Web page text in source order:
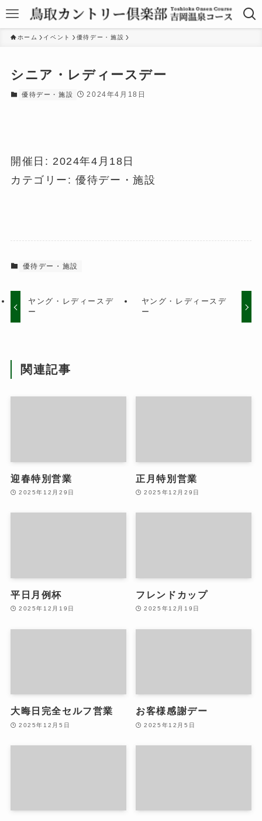
ホーム イベント 優待デー・施設
シニア・レディースデー
優待デー・施設 2024年4月18日
開催日: 2024年4月18日
カテゴリー:優待デー・施設
優待デー・施設
ヤング・レディースデ
ー
ヤング・レディースデ
ー
関連記事
迎春特別営業
2025年12月29日
正月特別営業
2025年12月29日
平日月例杯
2025年12月19日
フレンドカップ
2025年12月19日
大晦日完全セルフ営業
2025年12月5日
お客様感謝デー
2025年12月5日